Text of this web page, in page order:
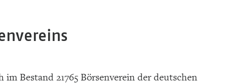
Bestand 21765 Börsenverein der deutschen